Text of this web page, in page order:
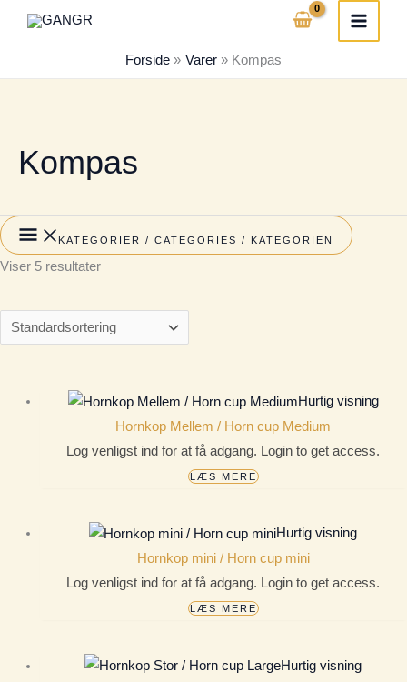
Forside Varer Kompas
Kompas
KATEGORIER / CATEGORIES / KATEGORIEN
Viser 5 resultater
Hurtig visning
Hornkop Mellem / Horn cup Medium
Log venligst ind for at få adgang. Login to get access.
LÆS MERE
Hurtig visning
Hornkop mini / Horn cup mini
Log venligst ind for at få adgang. Login to get access.
LÆS MERE
Hurtig visning
Mindste